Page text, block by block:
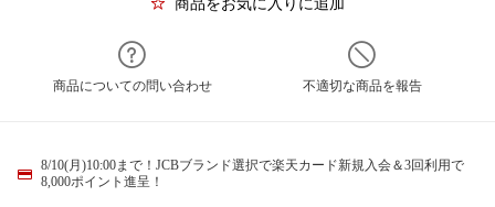
商品についての問い合わせ 不適切な商品を報告
8/10(月)10:00まで！JCBブランド選択で楽天カード新規入会＆3回利用で
8,000ポイント進呈！